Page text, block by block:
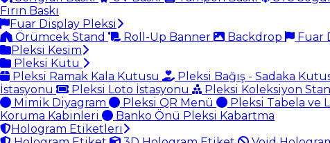
Fırın Baskı
Fuar Display Pleksi
Örümcek Stand
Roll-Up Banner Backdrop Fuar
Pleksi Kesim
Pleksi Kutu
Pleksi Ramak Kala Kutusu
Pleksi Bağış - Sadaka
İstasyonu
Pleksi Loto İstasyonu Pleksi Koleksiyon
Mimik Diyagram
Pleksi QR Menü Pleksi Tabela ve
Koruma Kabinleri
Banko Önü Pleksi Kabartma
Hologram Etiketleri